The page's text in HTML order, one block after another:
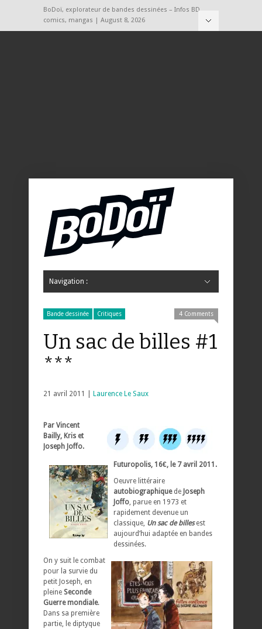
BoDoï, explorateur de bandes dessinées – Infos BD,
comics, mangas | August 8, 2026
Navigation :
Bande dessinée Critiques 4 Comments
Un sac de billes #1
***
21 avril 2011 | Laurence Le Saux
Par Vincent
Bailly, Kris et
Joseph Joffo.
Futuropolis, 16€, le 7 avril 2011.
Oeuvre littéraire
autobiographiquede Joseph
Joffo , parue en 1973 et
rapidement devenue un
classique, Un sac de billesest
aujourd’hui adaptée en bandes
dessinées.
On y suit le combat
pour la survie du
petit Joseph, en
pleine Seconde
Guerre mondiale.
Dans sa première
partie, le diptyque